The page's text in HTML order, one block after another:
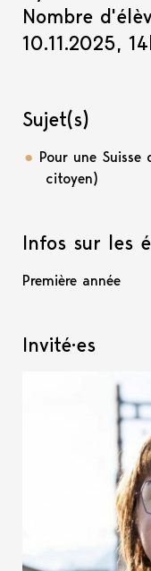
Nombre
10.11.2025,
Sujet(s)
Pour une Suisse
citoyen)
Infos sur les
Première année
Invité·es